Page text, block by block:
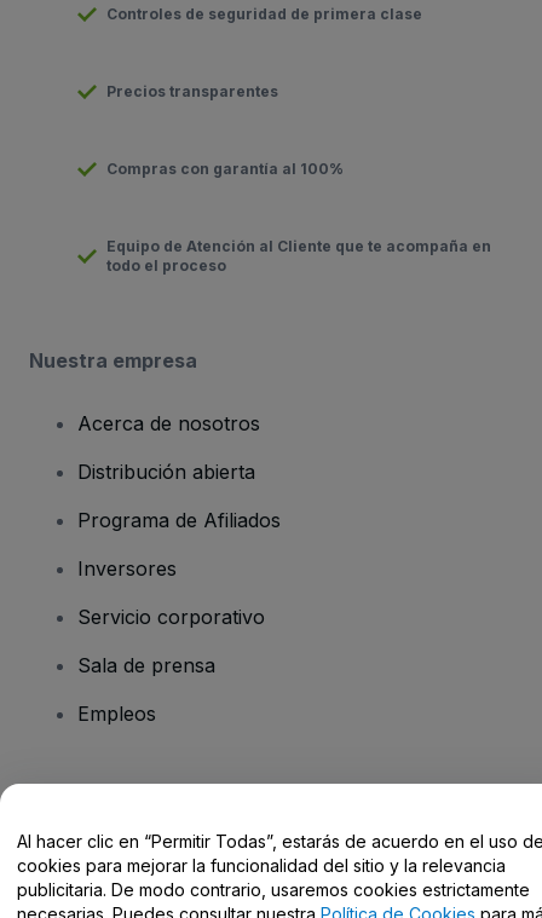
Controles de seguridad de primera clase
Precios transparentes
Compras con garantía al 100%
Equipo de Atención al Cliente que te acompaña en
todo el proceso
Nuestra empresa
Acerca de nosotros
Distribución abierta
Programa de Afiliados
Inversores
Servicio corporativo
Sala de prensa
Empleos
Centro de Ayuda / Contacto
Al hacer clic en “Permitir Todas”, estarás de acuerdo en el uso
cookies para mejorar la funcionalidad del sitio y la relevancia
publicitaria. De modo contrario, usaremos cookies estrictamente
necesarias. Puedes consultar nuestra Política de Cookies para